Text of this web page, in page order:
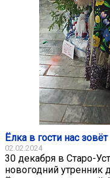
Ёлка в гости нас зовёт
02.02.2024
30 декабря в Старо-
новогодний утренник